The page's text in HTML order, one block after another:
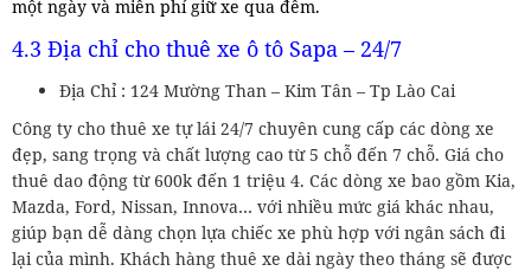
một ngày và miễn phí giữ xe qua đêm.
4.3 Địa chỉ cho thuê xe ô tô Sapa – 24/7
Địa Chỉ : 124 Mường Than – Kim Tân – Tp Lào Cai
Công ty cho thuê xe tự lái 24/7 chuyên cung cấp các dòng xe
đẹp, sang trọng và chất lượng cao từ 5 chỗ đến 7 chỗ. Giá cho
thuê dao động từ 600k đến 1 triệu 4. Các dòng xe bao gồm Kia,
Mazda, Ford, Nissan, Innova… với nhiều mức giá khác nhau,
giúp bạn dễ dàng chọn lựa chiếc xe phù hợp với ngân sách đi
lại của mình. Khách hàng thuê xe dài ngày theo tháng sẽ được